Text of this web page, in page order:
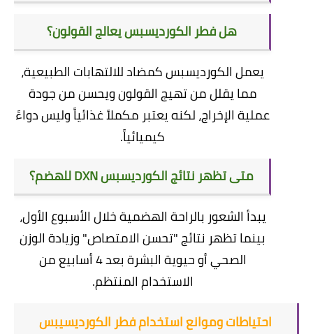
​هل فطر الكورديسبس يعالج القولون؟
​يعمل الكورديسبس كمضاد للالتهابات الطبيعية،
مما يقلل من تهيج القولون ويحسن من جودة
عملية الإخراج، لكنه يعتبر مكملاً غذائياً وليس دواءً
كيميائياً.
متى تظهر نتائج الكورديسبس DXN للهضم؟
​يبدأ الشعور بالراحة الهضمية خلال الأسبوع الأول،
بينما تظهر نتائج "تحسن الامتصاص" وزيادة الوزن
الصحي أو حيوية البشرة بعد 4 أسابيع من
الاستخدام المنتظم.
احتياطات وموانع استخدام فطر الكورديسيبس